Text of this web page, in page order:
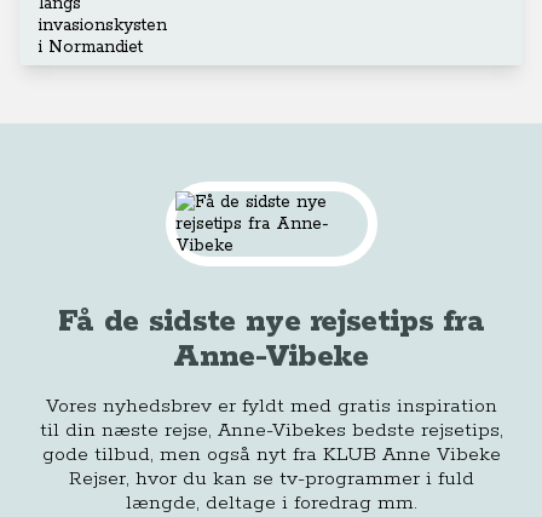
Få de sidste nye rejsetips fra
Anne-Vibeke
Vores nyhedsbrev er fyldt med gratis inspiration
til din næste rejse, Anne-Vibekes bedste rejsetips,
gode tilbud, men også nyt fra KLUB Anne Vibeke
Rejser, hvor du kan se tv-programmer i fuld
længde, deltage i foredrag mm.